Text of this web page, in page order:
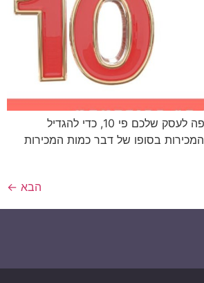
איך להגדיל את החשיפה לעסק שלכם פי 10, כדי להגדיל
בסופו של דבר כמות המכירות
הבא ←